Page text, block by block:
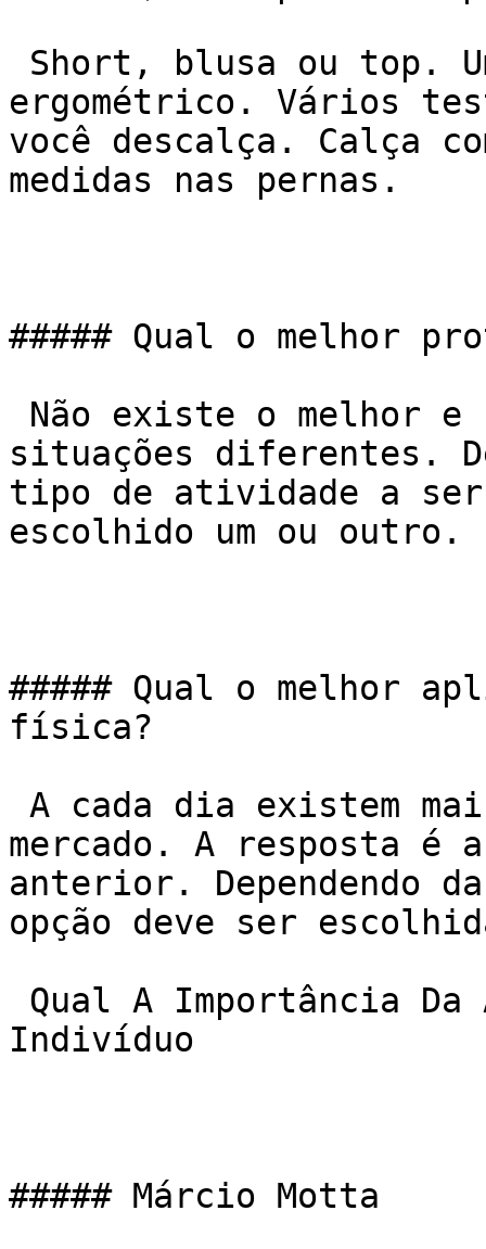
ergométrico. Vários
você descalça. Calça
medidas nas pernas.
##### Qual o melhor
situações diferentes.
tipo de atividade a ser
escolhido um ou outro.
##### Qual o melhor
física?
mercado. A resposta é a
anterior. Dependendo
opção deve ser
Indivíduo
##### Márcio Motta